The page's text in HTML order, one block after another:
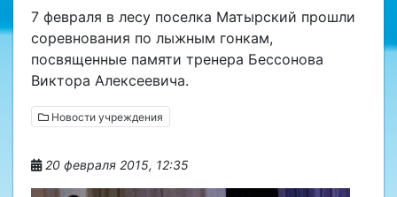
7 февраля в лесу поселка Матырский прошли
соревнования по лыжным гонкам,
посвященные памяти тренера Бессонова
Виктора Алексеевича.
Новости учреждения
20 февраля 2015, 12:35